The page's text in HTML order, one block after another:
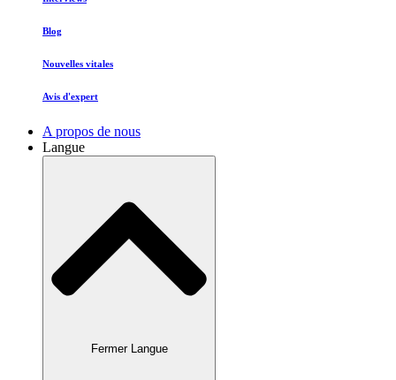
Blog
Nouvelles vitales
Avis d'expert
A propos de nous
Langue
Fermer Langue